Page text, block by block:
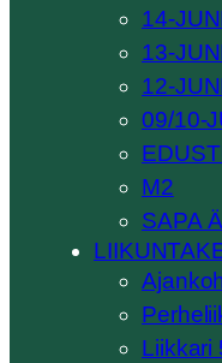
14-
13-
12-
09/10-
M2
SAPA
Liikkari